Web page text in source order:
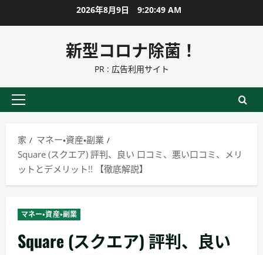
ン
に
2026年8月9日 9:20:50 AM
新型コロナ除菌！
PR : 広告利用サイト
プ
イ
マ
ニ
ュ
ー
家
マネー・資産・副業
Square (スクエア) 評判、良い 口コミ、悪い口コミ、メリ
ットとデメリット!! 【徹底解説】
マネー・資産・副業
Square (スクエア) 評判、良い